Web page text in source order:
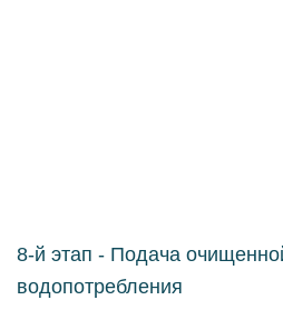
8-й этап - Подача
водопотребления